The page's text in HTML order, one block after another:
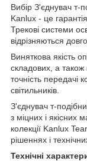
Вибір З'єднувач т-
Kanlux - це
Трекові системи
відрізняються
Виняткова якість
складових, а
точність передачі
світильників.
З'єднувач т-
з міцних і якісних
колекції Kanlux
рішеннях і
Технічні